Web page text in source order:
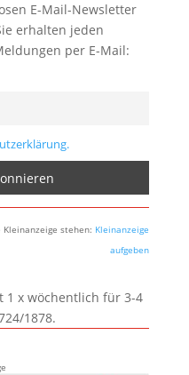
E-Mail-Newsletter
erhalten jeden
per E-Mail:
stehen: Kleinanzeige
aufgeben
1 x wöchentlich für 3-4
1878.